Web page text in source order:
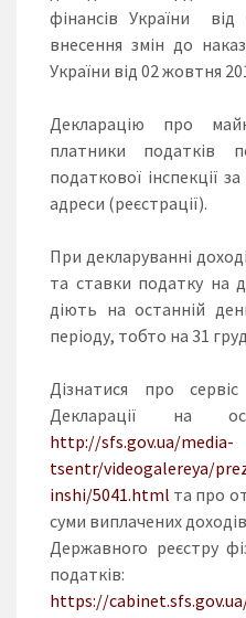
фінансів України
внесення змін до
України від 02 жовтня
Декларацію про
платники податків
податкової інспекції
адреси (реєстрації).
При декларуванні
та ставки податку на
діють на останній
періоду, тобто на 31
Дізнатися про
Декларації на
http://sfs.gov.ua/media-
tsentr/videogalereya/
inshi/5041.html та про
суми виплачених
Державного реєстру
податків:
https://